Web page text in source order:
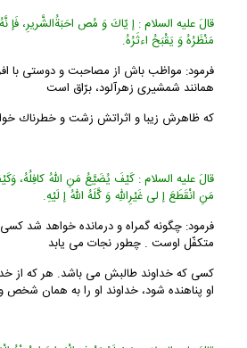
قالَ علیه السلام : إ یّاكَ وَ مُص احَبَةُالشَّریرِ،
مَنْظَرُهُ وَ یَقْبَحُ اءثَرُهُ.
فرمود: مواظب باش از مصاحبت و دوستى با
همانند شمشیرى زهرآلود، برّاق است
كه ظاهرش زیبا و اثراتش زشت و خطرناك
قالَ علیه السلام : كَیْفَ یُضَیَّعُ مَنِ اللّهُ كافِلُهُ،
مَنِ انْقَطَعَ إ لى غَیْرِاللّهِ وَ كَّلَهُ اللّهُ إ لَیْهِ.
فرمود: چگونه گمراه و درمانده خواهد شد
متكفّل اوست . چطور نجات مى یابد
كسى كه خداوند طالبش مى باشد. هر كه از
او پناهنده شود، خداوند او را به همان شخص